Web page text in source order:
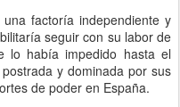
factoría independiente y
seguir con su labor de
lo había impedido hasta el
y dominada por sus
de poder en España.